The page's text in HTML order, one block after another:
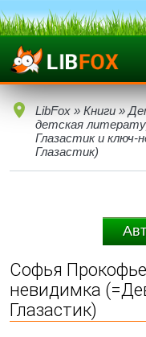
LibFox » Книги »
детская
Глазастик и ключ-
Глазастик)
Софья
невидимка
Глазастик)